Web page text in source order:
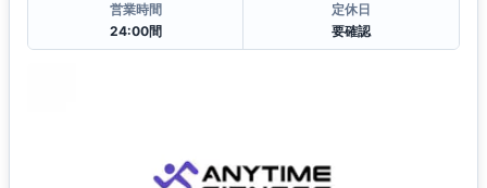
営業時間
24:00間
定休日
要確認